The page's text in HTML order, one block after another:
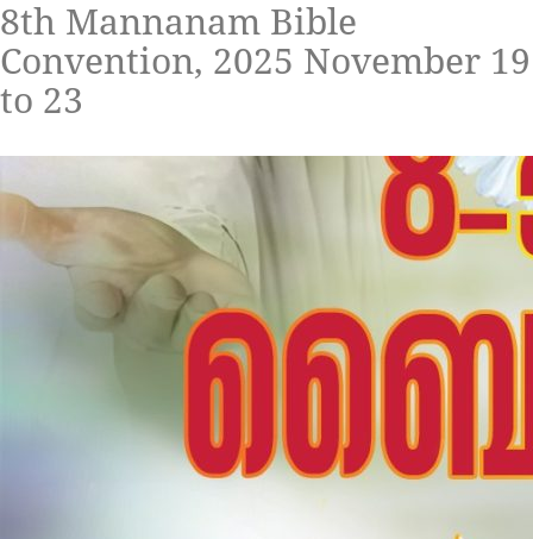
8th Mannanam Bible
Convention, 2025 November 19
to 23